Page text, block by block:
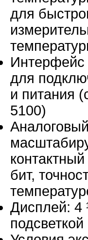
для
Интерфейс
для
и питания
5100)
бит,
Дисплей: 4